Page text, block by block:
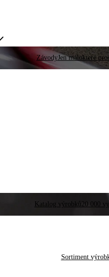
ZávodyJen málokteré
Katalog výrobků20 000
Sortiment